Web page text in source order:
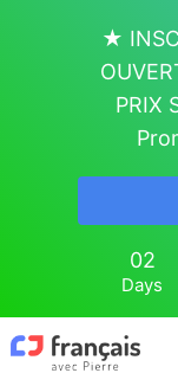
★
PRIX
02
Days